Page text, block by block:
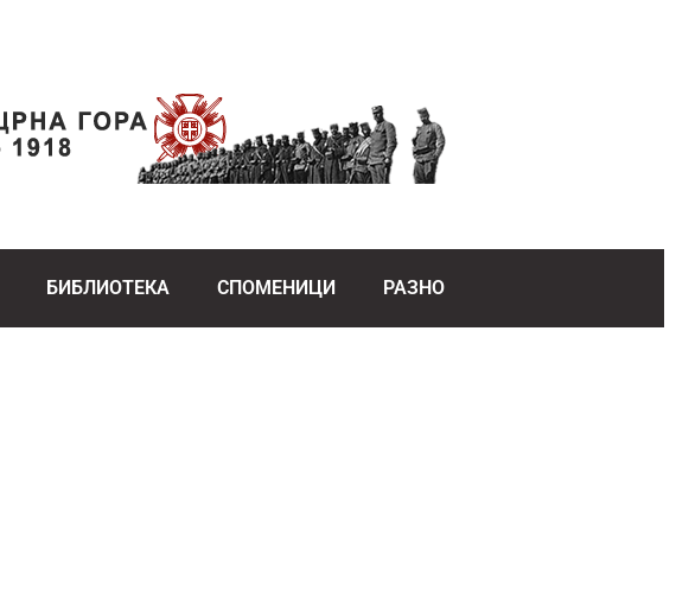
БИБЛИОТЕКА СПОМЕНИЦИ РАЗНО